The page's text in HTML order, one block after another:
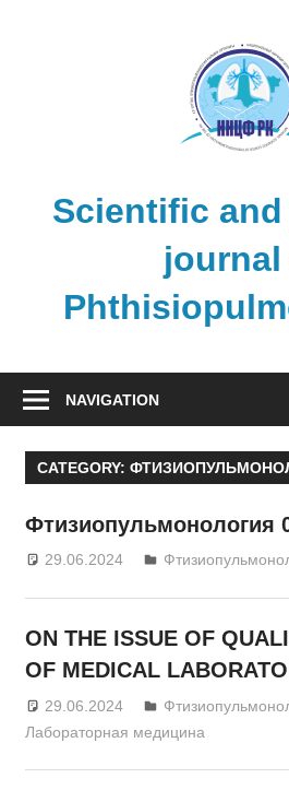
Scientific
NAVIGATION
CATEGORY:
Фтизиопульмонология
29.06.2024 admin
ON THE ISSUE OF
OF MEDICAL
29.06.2024 admin
Лабораторная медицина